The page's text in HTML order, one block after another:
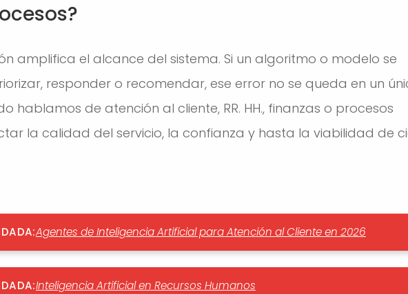
amplifica el alcance del sistema. Si un algoritmo o modelo se
responder o recomendar, ese error no se queda en un
hablamos de atención al cliente, RR. HH., finanzas o procesos
la calidad del servicio, la confianza y hasta la viabilidad de
Agentes de Inteligencia Artificial para Atención al Cliente en 2026
Inteligencia Artificial en Recursos Humanos